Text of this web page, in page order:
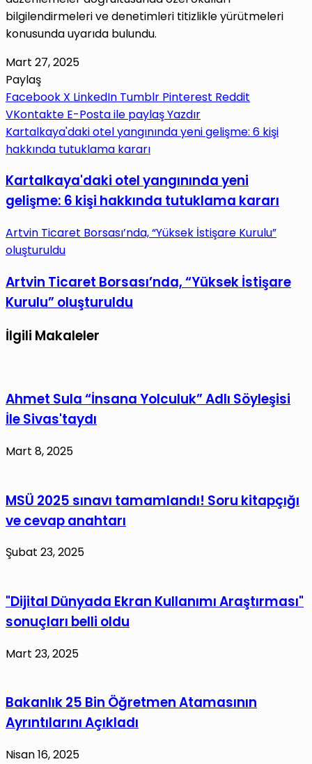
bilgilendirmeleri ve denetimleri titizlikle yürütmeleri
konusunda uyarıda bulundu.
Mart 27, 2025
Paylaş
Facebook X LinkedIn Tumblr Pinterest Reddit
VKontakte E-Posta ile paylaşYazdır
Kartalkaya'daki otel yangınında yeni gelişme: 6 kişi
hakkında tutuklama kararı
Kartalkaya'daki otel yangınında yeni
gelişme: 6 kişi hakkında tutuklama kararı
Artvin Ticaret Borsası’nda, “Yüksek İstişare Kurulu”
oluşturuldu
Artvin Ticaret Borsası’nda, “Yüksek İstişare
Kurulu” oluşturuldu
İlgili Makaleler
Ahmet Sula “İnsana Yolculuk” Adlı Söyleşisi
İle Sivas'taydı
Mart 8, 2025
MSÜ 2025 sınavı tamamlandı! Soru kitapçığı
ve cevap anahtarı
Şubat 23, 2025
"Dijital Dünyada Ekran Kullanımı Araştırması"
sonuçları belli oldu
Mart 23, 2025
Bakanlık 25 Bin Öğretmen Atamasının
Ayrıntılarını Açıkladı
Nisan 16, 2025